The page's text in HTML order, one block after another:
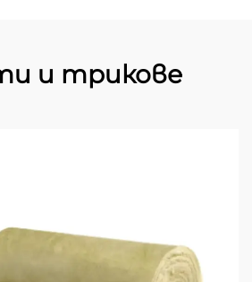
и трикове